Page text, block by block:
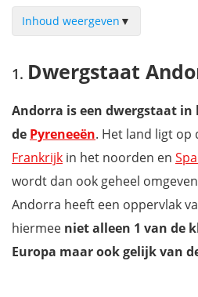
Inhoud weergeven ▼
Hoe bereik je Andorra?
Sant Esteve
Escaldes-Engordany
Centre Termolúdic Caldea
Santa Coloma
Dwergstaat
Andorra is een dwergstaat
de Pyreneeën. Het land ligt op
Frankrijk in het noorden en
wordt dan ook geheel
Andorra heeft een oppervlak
hiermee niet alleen 1 van de
Europa maar ook gelijk van